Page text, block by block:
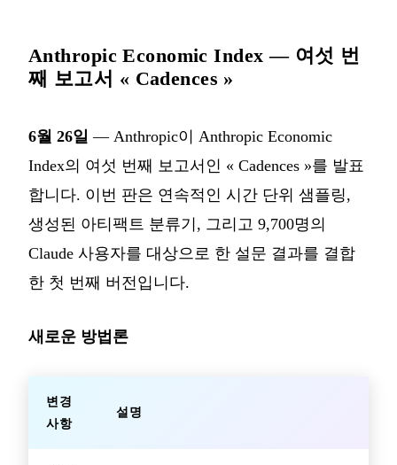
Anthropic Economic Index — 여섯 번
째 보고서 « Cadences »
6월 26일 — Anthropic이 Anthropic Economic
Index의 여섯 번째 보고서인 « Cadences »를 발표
합니다. 이번 판은 연속적인 시간 단위 샘플링,
생성된 아티팩트 분류기, 그리고 9,700명의
Claude 사용자를 대상으로 한 설문 결과를 결합
한 첫 번째 버전입니다.
새로운 방법론
변경
사항
설명